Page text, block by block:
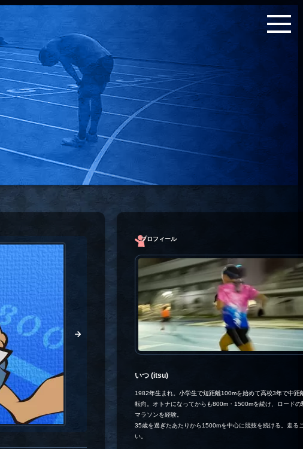
プロフィール
いつ (itsu)
1982年生まれ。小学生で短距離100mを始めて高校3年で中距
転向。オトナになってからも800m・1500mを続け、ロードの
マラソンを経験。
35歳を過ぎたあたりから1500mを中心に競技を続ける。走る
い。